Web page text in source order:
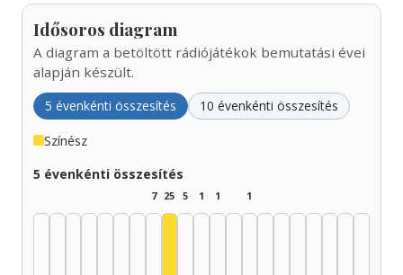
Idősoros diagram
A diagram a betöltött rádiójátékok bemutatási évei
alapján készült.
5 évenkénti összesítés 10 évenkénti összesítés
Színész
5 évenkénti összesítés
7 25 5 1 1 1